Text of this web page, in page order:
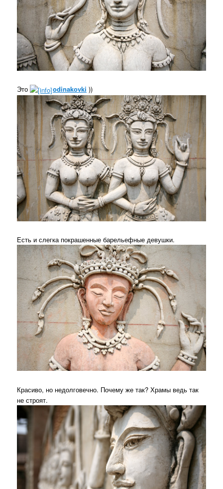
Это odinakovki ))
Есть и слегка покрашенные барельефные девушки.
Красиво, но недолговечно. Почему же так? Храмы ведь так
не строят.